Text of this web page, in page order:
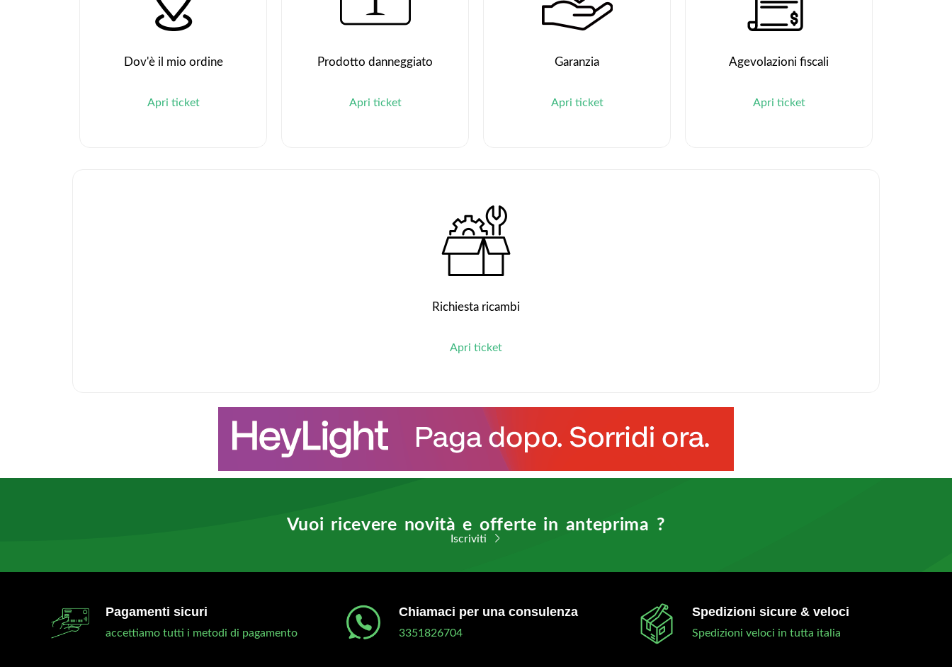
Dov'è il mio ordine
Apri ticket
Prodotto danneggiato
Apri ticket
Garanzia
Apri ticket
Agevolazioni fiscali
Apri ticket
Richiesta ricambi
Apri ticket
Vuoi ricevere novità e offerte in anteprima ?
Iscriviti
Pagamenti sicuri
accettiamo tutti i metodi di pagamento
Chiamaci per una consulenza
3351826704
Spedizioni sicure & veloci
Spedizioni veloci in tutta italia